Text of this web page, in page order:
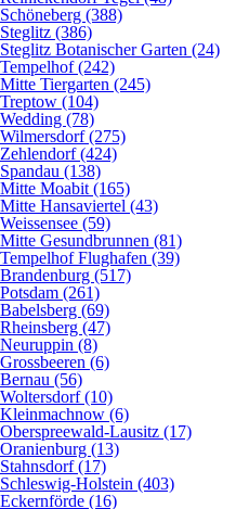
Schöneberg (388)
Steglitz (386)
Steglitz Botanischer Garten (24)
Tempelhof (242)
Mitte Tiergarten (245)
Treptow (104)
Wedding (78)
Wilmersdorf (275)
Zehlendorf (424)
Spandau (138)
Mitte Moabit (165)
Mitte Hansaviertel (43)
Weissensee (59)
Mitte Gesundbrunnen (81)
Tempelhof Flughafen (39)
Brandenburg (517)
Potsdam (261)
Babelsberg (69)
Rheinsberg (47)
Neuruppin (8)
Grossbeeren (6)
Bernau (56)
Woltersdorf (10)
Kleinmachnow (6)
Oberspreewald-Lausitz (17)
Oranienburg (13)
Stahnsdorf (17)
Schleswig-Holstein (403)
Eckernförde (16)